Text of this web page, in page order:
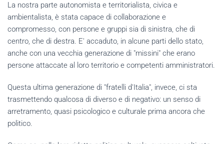
La nostra parte autonomista e territorialista, civica e
ambientalista, è stata capace di collaborazione e
compromesso, con persone e gruppi sia di sinistra, che di
centro, che di destra. E' accaduto, in alcune parti dello stato,
anche con una vecchia generazione di "missini" che erano
persone attaccate al loro territorio e competenti amministratori.
Questa ultima generazione di "fratelli d'Italia", invece, ci sta
trasmettendo qualcosa di diverso e di negativo: un senso di
arretramento, quasi psicologico e culturale prima ancora che
politico.